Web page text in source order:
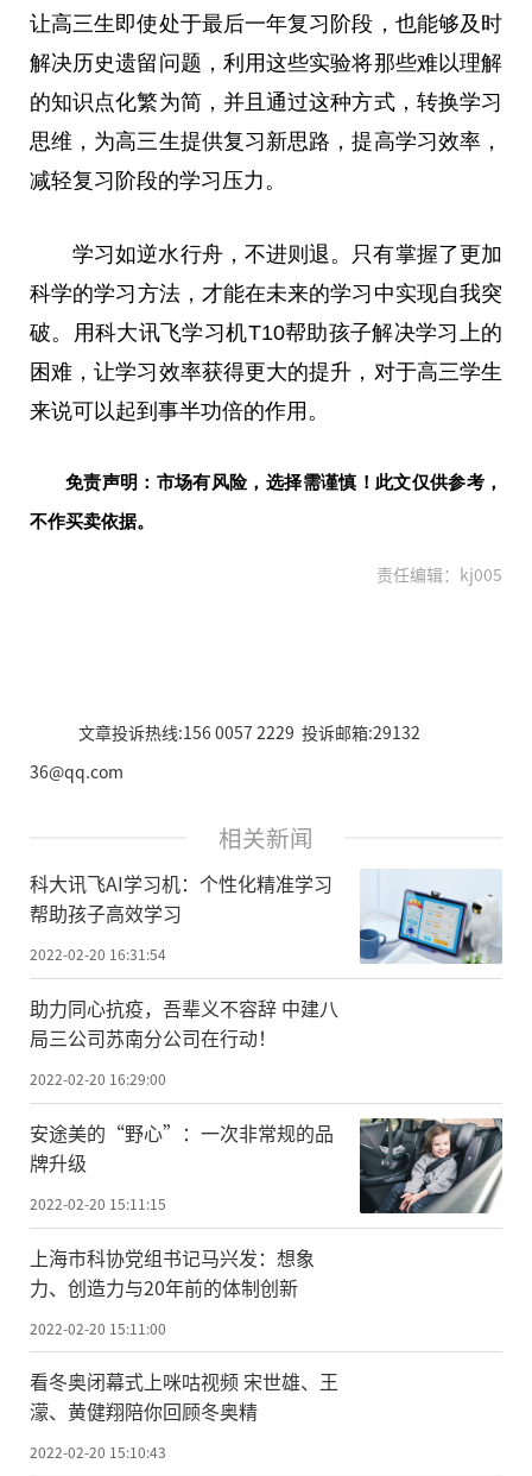
让高三生即使处于最后一年复习阶段，也能够及时
解决历史遗留问题，利用这些实验将那些难以理解
的知识点化繁为简，并且通过这种方式，转换学习
思维，为高三生提供复习新思路，提高学习效率，
减轻复习阶段的学习压力。
学习如逆水行舟，不进则退。只有掌握了更加
科学的学习方法，才能在未来的学习 中实现自我突
破。用科大讯飞学习机T10帮助孩子解决学习 上的
困难，让学习效率获得更大的提升，对于高三学生
来说可以起到事半功倍的作用。
免责声明：市场有风险，选择需谨慎！此文仅供参考，
不作买卖依据。
责任编辑：kj005
文章投诉热线:156 0057 2229 投诉邮箱:29132
36@qq.com
相关新闻
科大讯飞AI学习机：个性化精准学习
帮助孩子高效学习
2022-02-20 16:31:54
助力同心抗疫，吾辈义不容辞 中建八
局三公司苏南分公司在行动！
2022-02-20 16:29:00
安途美的“野心”：一次非常规的品
牌升级
2022-02-20 15:11:15
上海市科协党组书记马兴发：想象
力、创造力与20年前的体制创新
2022-02-20 15:11:00
看冬奥闭幕式上咪咕视频 宋世雄、王
濛、黄健翔陪你回顾冬奥精
2022-02-20 15:10:43